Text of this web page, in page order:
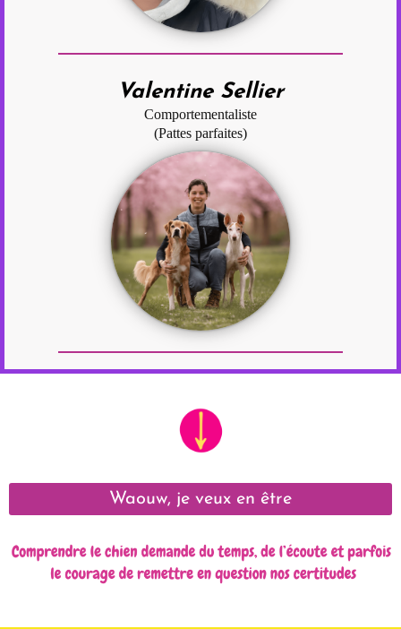
Valentine Sellier
Comportementaliste
(Pattes parfaites)
Waouw, je veux en être